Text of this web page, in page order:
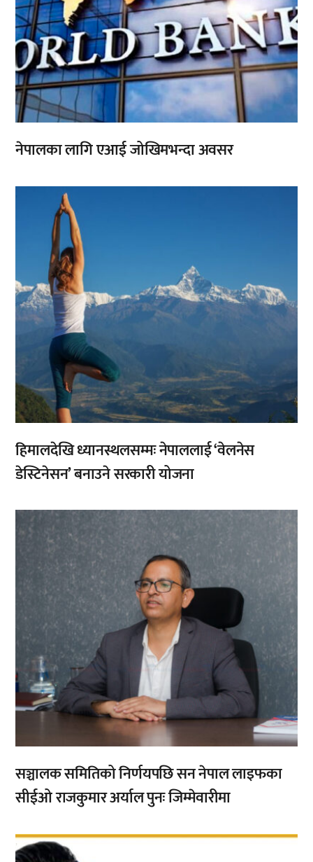
नेपालका लागि एआई जोखिमभन्दा अवसर
हिमालदेखि ध्यानस्थलसम्मः नेपाललाई ‘वेलनेस
डेस्टिनेसन’ बनाउने सरकारी योजना
सञ्चालक समितिको निर्णयपछि सन नेपाल लाइफका
सीईओ राजकुमार अर्याल पुनः जिम्मेवारीमा
,